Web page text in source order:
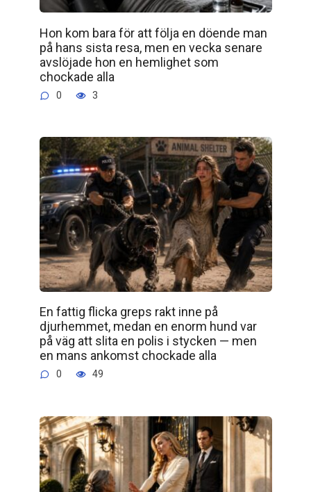
Hon kom bara för att följa en döende man
på hans sista resa, men en vecka senare
avslöjade hon en hemlighet som
chockade alla
0 3
En fattig flicka greps rakt inne på
djurhemmet, medan en enorm hund var
på väg att slita en polis i stycken — men
en mans ankomst chockade alla
0 49